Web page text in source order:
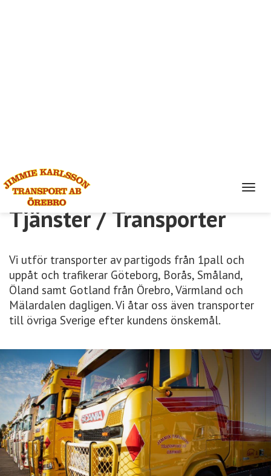
Tjänster / Transporter
Vi utför transporter av partigods från 1pall och
uppåt och trafikerar Göteborg, Borås, Småland,
Öland samt Gotland från Örebro, Värmland och
Mälardalen dagligen. Vi åtar oss även transporter
till övriga Sverige efter kundens önskemål.